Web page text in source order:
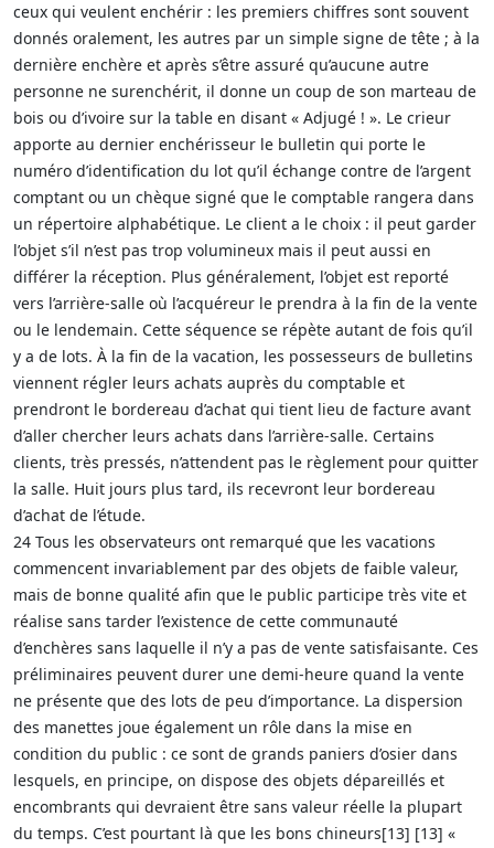
ceux qui veulent enchérir : les premiers chiffres sont souvent
donnés oralement, les autres par un simple signe de tête ; à la
dernière enchère et après s’être assuré qu’aucune autre
personne ne surenchérit, il donne un coup de son marteau de
bois ou d’ivoire sur la table en disant « Adjugé ! ». Le crieur
apporte au dernier enchérisseur le bulletin qui porte le
numéro d’identification du lot qu’il échange contre de l’argent
comptant ou un chèque signé que le comptable rangera dans
un répertoire alphabétique. Le client a le choix : il peut garder
l’objet s’il n’est pas trop volumineux mais il peut aussi en
différer la réception. Plus généralement, l’objet est reporté
vers l’arrière-salle où l’acquéreur le prendra à la fin de la vente
ou le lendemain. Cette séquence se répète autant de fois qu’il
y a de lots. À la fin de la vacation, les possesseurs de bulletins
viennent régler leurs achats auprès du comptable et
prendront le bordereau d’achat qui tient lieu de facture avant
d’aller chercher leurs achats dans l’arrière-salle. Certains
clients, très pressés, n’attendent pas le règlement pour quitter
la salle. Huit jours plus tard, ils recevront leur bordereau
d’achat de l’étude.
24 Tous les observateurs ont remarqué que les vacations
commencent invariablement par des objets de faible valeur,
mais de bonne qualité afin que le public participe très vite et
réalise sans tarder l’existence de cette communauté
d’enchères sans laquelle il n’y a pas de vente satisfaisante. Ces
préliminaires peuvent durer une demi-heure quand la vente
ne présente que des lots de peu d’importance. La dispersion
des manettes joue également un rôle dans la mise en
condition du public : ce sont de grands paniers d’osier dans
lesquels, en principe, on dispose des objets dépareillés et
encombrants qui devraient être sans valeur réelle la plupart
du temps. C’est pourtant là que les bons chineurs[13] [13] «